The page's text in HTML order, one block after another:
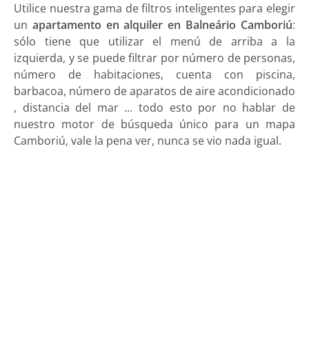
Utilice nuestra gama de filtros inteligentes para elegir
un apartamento en alquiler en Balneário Camboriú:
sólo tiene que utilizar el menú de arriba a la
izquierda, y se puede filtrar por número de personas,
número de habitaciones, cuenta con piscina,
barbacoa, número de aparatos de aire acondicionado
, distancia del mar ... todo esto por no hablar de
nuestro motor de búsqueda único para un mapa
Camboriú, vale la pena ver, nunca se vio nada igual.